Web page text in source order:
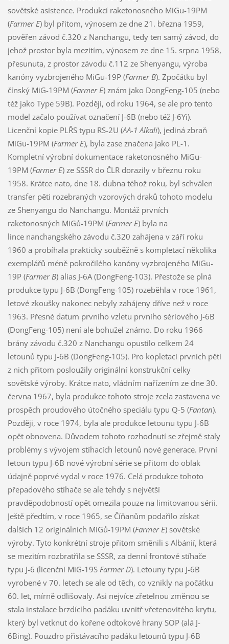
sovětské asistence. Produkcí raketonosného MiGu-19PM
(Farmer E) byl přitom, výnosem ze dne 21. března 1959,
pověřen závod č.320 z Nanchangu, tedy ten samý závod, do
jehož prostor byla mezitím, výnosem ze dne 15. srpna 1958,
přesunuta, z prostor závodu č.112 ze Shenyangu, výroba
kanóny vyzbrojeného MiGu-19P (Farmer B). Zpočátku byl
čínský MiG-19PM (Farmer E) znám jako DongFeng-105 (nebo
též jako Type 59B). Později, od roku 1964, se ale pro tento
model začalo používat označení J-6B (nebo též J-6Yi).
Licenční kopie PLŘS typu RS-2U (AA-1 Alkali), jediná zbraň
MiGu-19PM (Farmer E), byla zase značena jako PL-1.
Kompletní výrobní dokumentace raketonosného MiGu-
19PM (Farmer E) ze SSSR do ČLR dorazily v březnu roku
1958. Krátce nato, dne 18. dubna téhož roku, byl schválen
transfer pěti rozebraných vzorových draků tohoto modelu
ze Shenyangu do Nanchangu. Montáž prvních
raketonosných MiGů-19PM (Farmer E) byla na
lince nanchangského závodu č.320 zahájena v září roku
1960 a probíhala prakticky souběžně s kompletací několika
exemplářů méně pokročilého kanóny vyzbrojeného MiGu-
19P (Farmer B) alias J-6A (DongFeng-103). Přestože se plná
produkce typu J-6B (DongFeng-105) rozeběhla v roce 1961,
letové zkoušky nakonec nebyly zahájeny dříve než v roce
1963. Přesné datum prvního vzletu prvního sériového J-6B
(DongFeng-105) není ale bohužel známo. Do roku 1966
brány závodu č.320 z Nanchangu opustilo celkem 24
letounů typu J-6B (DongFeng-105). Pro kopletaci prvních pěti
z nich přitom posloužily originální konstrukční celky
sovětské výroby. Krátce nato, vládním nařízením ze dne 30.
června 1967, byla produkce tohoto stroje zcela zastavena ve
prospěch proudového útočného speciálu typu Q-5 (Fantan).
Později, v roce 1974, byla ale produkce letounu typu J-6B
opět obnovena. Důvodem tohoto rozhodnutí se zřejmě staly
problémy s vývojem stíhacích letounů nové generace. První
letoun typu J-6B nové výrobní série se přitom do oblak
údajně poprvé vydal v roce 1976. Celá produkce tohoto
přepadového stíhače se ale tehdy s největší
pravděpodobností opět omezila pouze na limitovanou sérii.
Ještě předtím, v roce 1965, se Číňanům podařilo získat
dalších 12 originálních MiGů-19PM (Farmer E) sovětské
výroby. Tyto konkrétní stroje přitom směnili s Albánií, která
se mezitím rozbratřila se SSSR, za denní frontové stíhače
typu J-6 (licenční MiG-19S Farmer D). Letouny typu J-6B
vyrobené v 70. letech se ale od těch, co vznikly na počátku
60. let, mírně odlišovaly. Asi nejvíce zřetelnou změnou se
stala instalace brzdícího padáku uvnitř vřetenovitého krytu,
který byl vetknut do kořene odtokové hrany SOP (alá J-
6Bing). Pouzdro přistávacího padáku letounů typu J-6B